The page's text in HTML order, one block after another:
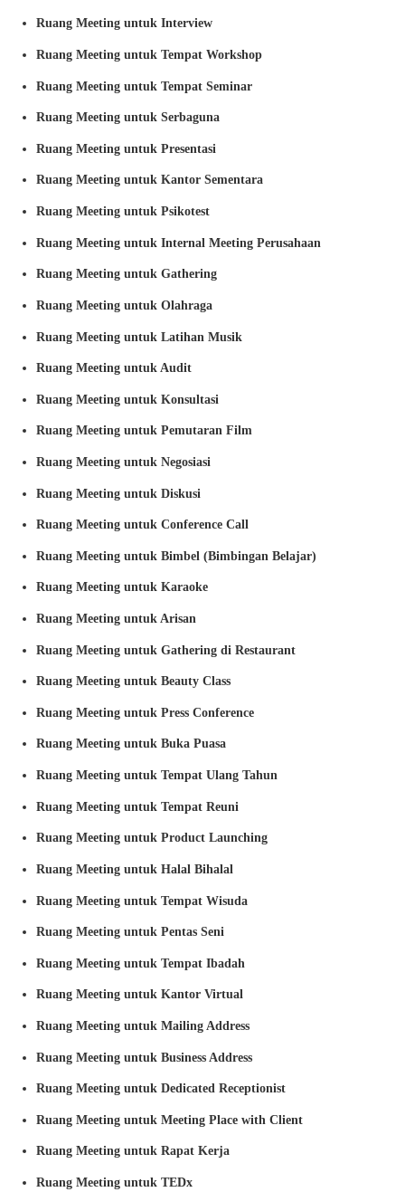
Ruang Meeting untuk Interview
Ruang Meeting untuk Tempat Workshop
Ruang Meeting untuk Tempat Seminar
Ruang Meeting untuk Serbaguna
Ruang Meeting untuk Presentasi
Ruang Meeting untuk Kantor Sementara
Ruang Meeting untuk Psikotest
Ruang Meeting untuk Internal Meeting Perusahaan
Ruang Meeting untuk Gathering
Ruang Meeting untuk Olahraga
Ruang Meeting untuk Latihan Musik
Ruang Meeting untuk Audit
Ruang Meeting untuk Konsultasi
Ruang Meeting untuk Pemutaran Film
Ruang Meeting untuk Negosiasi
Ruang Meeting untuk Diskusi
Ruang Meeting untuk Conference Call
Ruang Meeting untuk Bimbel (Bimbingan Belajar)
Ruang Meeting untuk Karaoke
Ruang Meeting untuk Arisan
Ruang Meeting untuk Gathering di Restaurant
Ruang Meeting untuk Beauty Class
Ruang Meeting untuk Press Conference
Ruang Meeting untuk Buka Puasa
Ruang Meeting untuk Tempat Ulang Tahun
Ruang Meeting untuk Tempat Reuni
Ruang Meeting untuk Product Launching
Ruang Meeting untuk Halal Bihalal
Ruang Meeting untuk Tempat Wisuda
Ruang Meeting untuk Pentas Seni
Ruang Meeting untuk Tempat Ibadah
Ruang Meeting untuk Kantor Virtual
Ruang Meeting untuk Mailing Address
Ruang Meeting untuk Business Address
Ruang Meeting untuk Dedicated Receptionist
Ruang Meeting untuk Meeting Place with Client
Ruang Meeting untuk Rapat Kerja
Ruang Meeting untuk TEDx